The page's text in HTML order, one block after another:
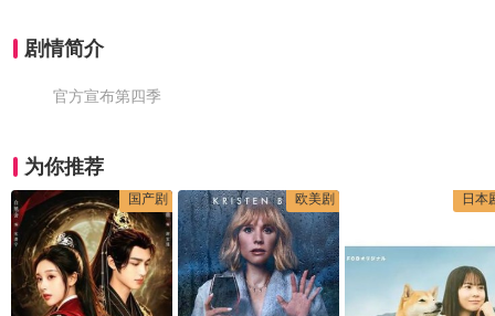
剧情简介
官方宣布第四季
为你推荐
国产剧 欧美剧 日本